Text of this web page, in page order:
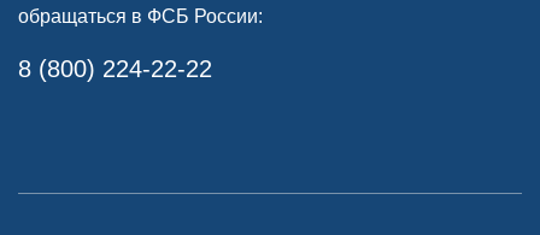
обращаться в ФСБ России:
8 (800) 224-22-22